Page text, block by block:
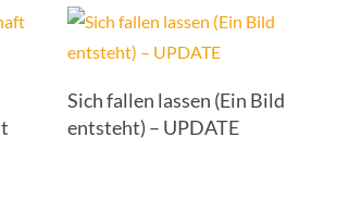
Sich fallen lassen (Ein Bild
entsteht) – UPDATE